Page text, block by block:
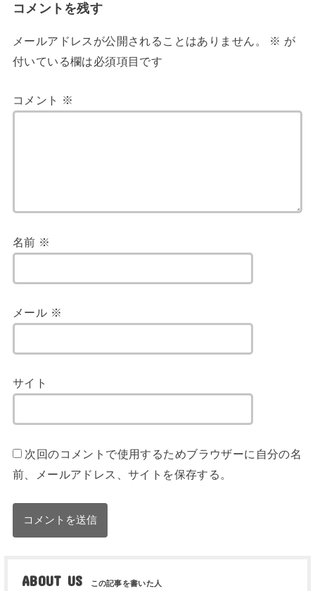
コメントを残す
メールアドレスが公開されることはありません。 ※ が
付いている欄は必須項目です
コメント ※
名前 ※
メール ※
サイト
次回のコメントで使用するためブラウザーに自分の名
前、メールアドレス、サイトを保存する。
ABOUT US